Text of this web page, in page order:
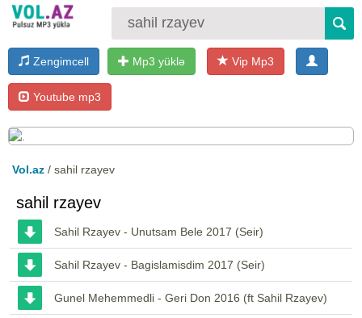
Zengimcell Mp3 yüklə Vip Mp3
Youtube mp3
Vol.az / sahil rzayev
sahil rzayev
Sahil Rzayev - Unutsam Bele 2017 (Seir)
Sahil Rzayev - Bagislamisdim 2017 (Seir)
Gunel Mehemmedli - Geri Don 2016 (ft Sahil Rzayev)